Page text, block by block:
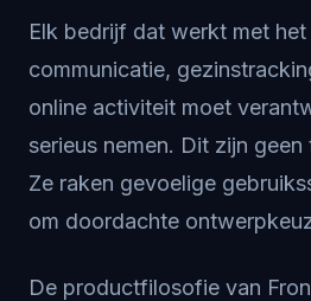
Elk bedrijf dat werkt met
communicatie,
online activiteit moet
serieus nemen. Dit zijn
Ze raken gevoelige
om doordachte
De productfilosofie van